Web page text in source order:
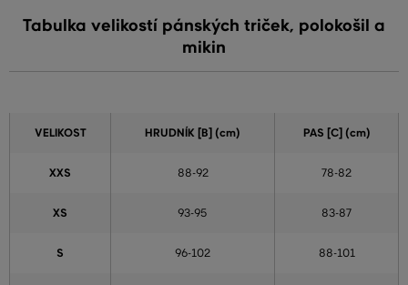
Tabulka velikostí pánských triček, polokošil a
mikin
VELIKOST HRUDNÍK [B] (cm) PAS [C] (cm)
XXS 88-92 78-82
XS 93-95 83-87
S 96-102 88-101